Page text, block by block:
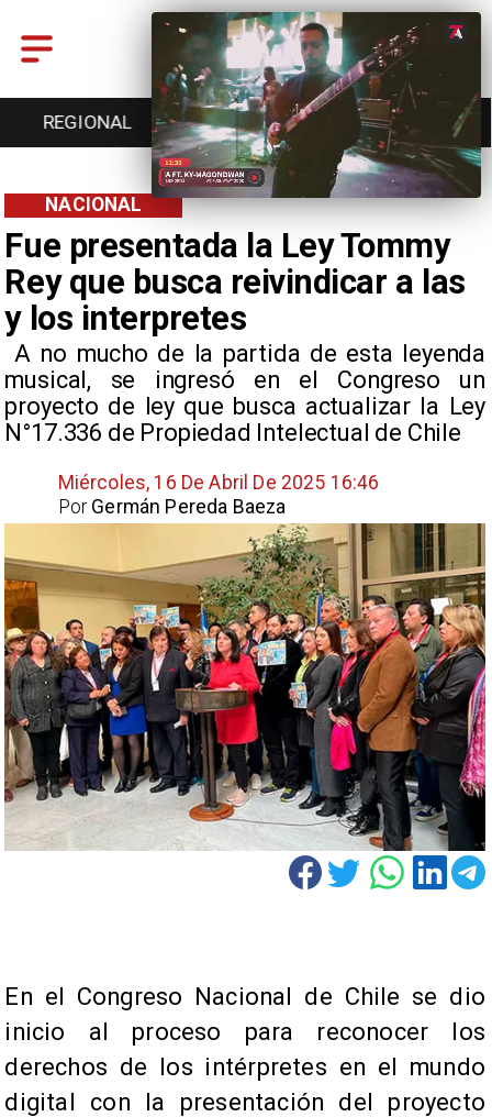
ENTRETENCIÓN DEPORTES CULTURA
Fue presentada la Ley Tommy
Rey que busca reivindicar a las
y los interpretes
​ A no mucho de la partida de esta leyenda
musical, se ingresó en el Congreso un
proyecto de ley que busca actualizar la Ley
N°17.336 de Propiedad Intelectual de Chile
NACIONAL
Miércoles, 16 De Abril De 2025 16:46
Germán Pereda Baeza
Por
​En el Congreso Nacional de Chile se dio
inicio al proceso para reconocer los
derechos de los intérpretes en el mundo
digital con la presentación del proyecto